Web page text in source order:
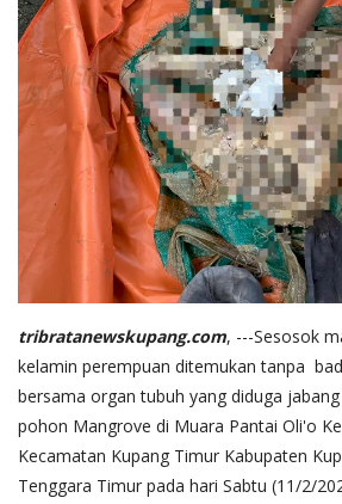
tribratanewskupang.com, ---Sesosok
kelamin perempuan ditemukan tanpa
bersama organ tubuh yang diduga
pohon Mangrove di Muara Pantai Oli'o
Kecamatan Kupang Timur Kabupaten
Tenggara Timur pada hari Sabtu (11/2/